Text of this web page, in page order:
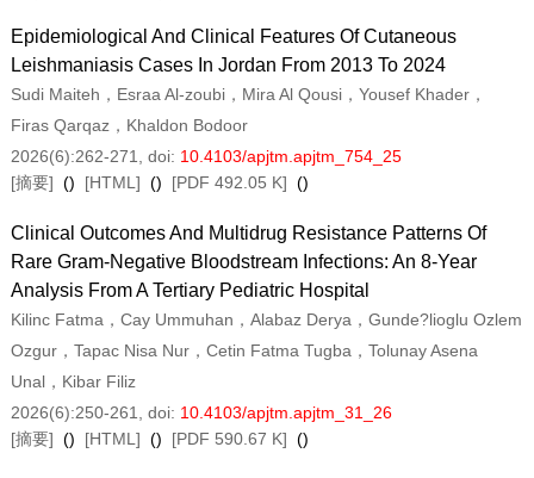
Epidemiological And Clinical Features Of Cutaneous
Leishmaniasis Cases In Jordan From 2013 To 2024
Sudi Maiteh，Esraa Al-zoubi，Mira Al Qousi，Yousef Khader，
Firas Qarqaz，Khaldon Bodoor
2026(6):262-271
, doi: 10.4103/apjtm.apjtm_754_25
[摘要] () [HTML] () [PDF 492.05 K] ()
Clinical Outcomes And Multidrug Resistance Patterns Of
Rare Gram-Negative Bloodstream Infections: An 8-Year
Analysis From A Tertiary Pediatric Hospital
Kilinc Fatma，Cay Ummuhan，Alabaz Derya，Gunde?lioglu Ozlem
Ozgur，Tapac Nisa Nur，Cetin Fatma Tugba，Tolunay Asena
Unal，Kibar Filiz
2026(6):250-261
, doi: 10.4103/apjtm.apjtm_31_26
[摘要] () [HTML] () [PDF 590.67 K] ()